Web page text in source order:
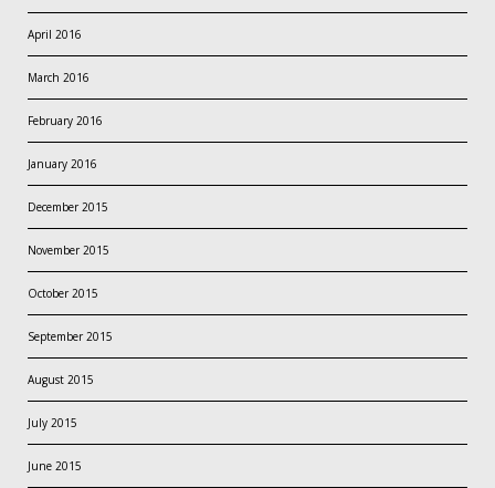
April 2016
March 2016
February 2016
January 2016
December 2015
November 2015
October 2015
September 2015
August 2015
July 2015
June 2015